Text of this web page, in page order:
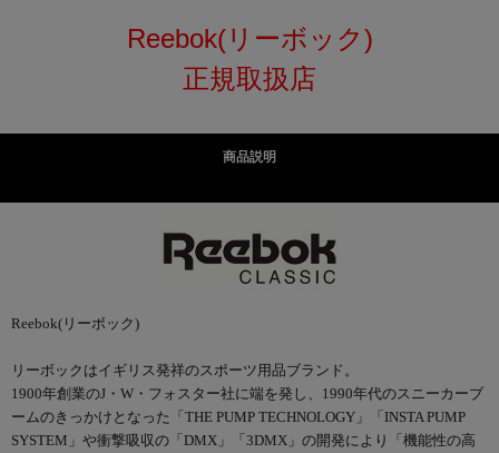
Reebok(リーボック)
正規取扱店
商品説明
Reebok(リーボック)
リーボックはイギリス発祥のスポーツ用品ブランド。
1900年創業のJ・W・フォスター社に端を発し、1990年代のスニーカーブ
ームのきっかけとなった「THE PUMP TECHNOLOGY」「INSTA PUMP
SYSTEM」や衝撃吸収の「DMX」「3DMX」の開発により「機能性の高